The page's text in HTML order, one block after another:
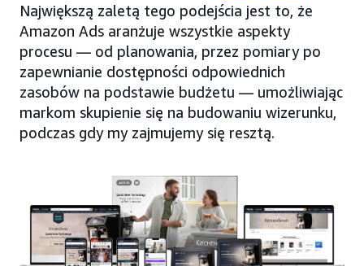
Największą zaletą tego podejścia jest to, że
Amazon Ads aranżuje wszystkie aspekty
procesu — od planowania, przez pomiary po
zapewnianie dostępności odpowiednich
zasobów na podstawie budżetu — umożliwiając
markom skupienie się na budowaniu wizerunku,
podczas gdy my zajmujemy się resztą.